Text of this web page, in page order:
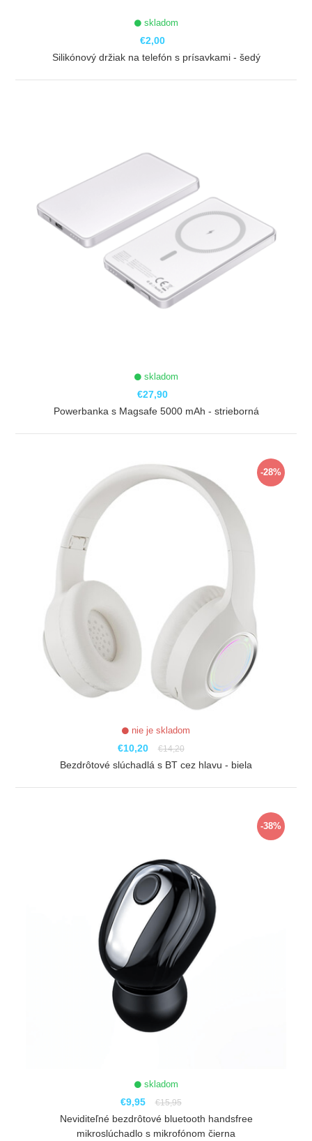
skladom
€2,00
Silikónový držiak na telefón s prísavkami - šedý
skladom
€27,90
Powerbanka s Magsafe 5000 mAh - strieborná
-28%
nie je skladom
€10,20 €14,20
Bezdrôtové slúchadlá s BT cez hlavu - biela
-38%
skladom
€9,95 €15,95
Neviditeľné bezdrôtové bluetooth handsfree
mikroslúchadlo s mikrofónom čierna